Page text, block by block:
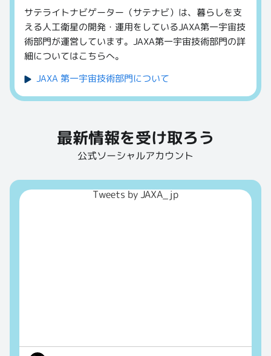
サテライトナビゲーター（サテナビ）は、暮らしを支
える人工衛星の開発・運用をしているJAXA第一宇宙技
術部門が運営しています。JAXA第一宇宙技術部門の詳
細についてはこちらへ。
JAXA 第一宇宙技術部門について
最新情報を受け取ろう
公式ソーシャルアカウント
Tweets by JAXA_jp